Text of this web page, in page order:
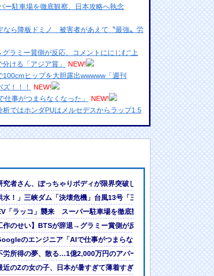
駐車場を徹底観察、日本攻略へ執念
なら降板ドミノ 被害者があえて〝最強〟労
ラミー賞側が反応、コメントににじむ“上
ける「アジア賞」
NEW!
100cmヒップを大胆露出wwwww「週刊
！！！
NEW!
仕事がつまらなくなった」
NEW!
ではホンダPUはメルセデスからラップ1.5
榎本彩乃、グラビア披露！透明感が凄
い」と実況しながら被災地へ向かう有名ア
況をいち早く伝えることは報道機関として
きな意義がある」
ｗ
争
て割とガチめに差別されるよな・・・
本「最も強い勢力で接近！（伊勢湾台風級」台風13号と15号「
へ執念
も無視されて海外失笑！【海外の反応】
にじむ“上から目線” ジャンルではなく“地域”で分ける「アジア
究者さん、ぽっちゃりボディが限界突破してしまう
水！」三峡ダム「決壊危機」台風13号「三峡直撃確定」日本「
「ラッコ」襲来 スーパー駐車場を徹底観察、日本攻略へ執念
作のせい】BTSが辞退→グラミー賞側が反応、コメントににじ
のエンジニア「AIで仕事がつまらなくなった」
労所得の夢、散る…1億2,000万円のアパート購入から半年後 50
近のZの女の子、日本が暑すぎて薄着すぎるｗｗｗｗｗ